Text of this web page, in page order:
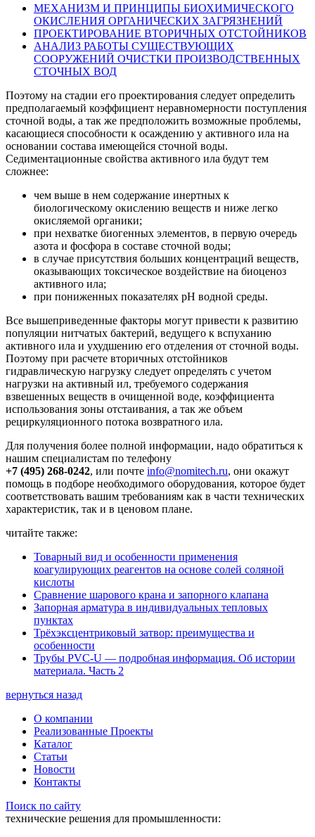
МЕХАНИЗМ И ПРИНЦИПЫ БИОХИМИЧЕСКОГО
ОКИСЛЕНИЯ ОРГАНИЧЕСКИХ ЗАГРЯЗНЕНИЙ
ПРОЕКТИРОВАНИЕ ВТОРИЧНЫХ ОТСТОЙНИКОВ
АНАЛИЗ РАБОТЫ СУЩЕСТВУЮЩИХ
СООРУЖЕНИЙ ОЧИСТКИ ПРОИЗВОДСТВЕННЫХ
СТОЧНЫХ ВОД
Поэтому на стадии его проектирования следует определить
предполагаемый коэффициент неравномерности поступления
сточной воды, а так же предположить возможные проблемы,
касающиеся способности к осаждению у активного ила на
основании состава имеющейся сточной воды.
Седиментационные свойства активного ила будут тем
сложнее:
чем выше в нем содержание инертных к
биологическому окислению веществ и ниже легко
окисляемой органики;
при нехватке биогенных элементов, в первую очередь
азота и фосфора в составе сточной воды;
в случае присутствия больших концентраций веществ,
оказывающих токсическое воздействие на биоценоз
активного ила;
при пониженных показателях рН водной среды.
Все вышеприведенные факторы могут привести к развитию
популяции нитчатых бактерий, ведущего к вспуханию
активного ила и ухудшению его отделения от сточной воды.
Поэтому при расчете вторичных отстойников
гидравлическую нагрузку следует определять с учетом
нагрузки на активный ил, требуемого содержания
взвешенных веществ в очищенной воде, коэффициента
использования зоны отстаивания, а так же объем
рециркуляционного потока возвратного ила.
Для получения более полной информации, надо обратиться к
нашим специалистам по телефону
+7 (495) 268-0242, или почте info@nomitech.ru, они окажут
помощь в подборе необходимого оборудования, которое будет
соответствовать вашим требованиям как в части технических
характеристик, так и в ценовом плане.
читайте также:
Товарный вид и особенности применения
коагулирующих реагентов на основе солей соляной
кислоты
Сравнение шарового крана и запорного клапана
Запорная арматура в индивидуальных тепловых
пунктах
Трёхэксцентриковый затвор: преимущества и
особенности
Трубы PVC-U — подробная информация. Об истории
материала. Часть 2
вернуться назад
О компании
Реализованные Проекты
Каталог
Статьи
Новости
Контакты
Поиск по сайту
технические решения для промышленности: